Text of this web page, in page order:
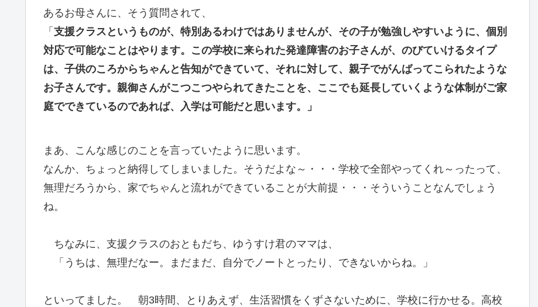
あるお母さんに、そう質問されて、
「 支援クラスというものが、特別あるわけではありませんが、その子が勉強しやすいように、個別
対応で可能なことはやります。この学校に来られた発達障害のお子さんが、のびていけるタイプ
は、子供のころからちゃんと告知ができていて、それに対して、親子でがんばってこられたような
お子さんです。親御さんがこつこつやられてきたことを、ここでも延長していくような体制がご家
庭でできているのであれば、入学は可能だと思います。」
まあ、こんな感じのことを言っていたように思います。
なんか、ちょっと納得してしまいました。そうだよな～・・・学校で全部やってくれ～ったって、
無理だろうから、家でちゃんと流れができていることが大前提・・・そういうことなんでしょう
ね。
ちなみに、支援クラスのおともだち、ゆうすけ君のママは、
「うちは、無理だなー。まだまだ、自分でノートとったり、できないからね。」
といってました。 朝3時間、とりあえず、生活習慣をくずさないために、学校に行かせる。高校